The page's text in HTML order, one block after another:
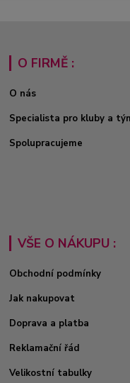
O FIRMĚ :
O nás
Specialista pro kluby a
Spolupracujeme
VŠE O NÁKUPU :
Obchodní podmínky
Jak nakupovat
Doprava a platba
Reklamační řád
Velikostní tabulky